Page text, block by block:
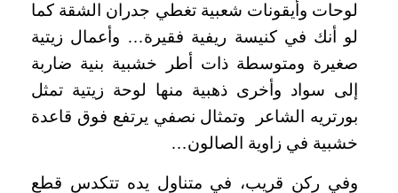
لوحات وأيقونات شعبية تغطي جدران الشقة كما
لو أنك في كنيسة ريفية فقيرة… وأعمال زيتية
صغيرة ومتوسطة ذات أطر خشبية بنية ضاربة
إلى سواد وأخرى ذهبية منها لوحة زيتية تمثل
بورتريه الشاعر وتمثال نصفي يرتفع فوق قاعدة
خشبية في زاوية الصالون…
وفي ركن قريب، في متناول يده تتكدس قطع